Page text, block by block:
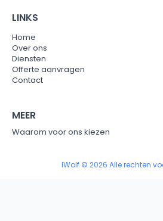
LINKS
Home
Over ons
Diensten
Offerte aanvragen
Contact
MEER
Waarom voor ons kiezen
IWolf © 2026 Alle rechten